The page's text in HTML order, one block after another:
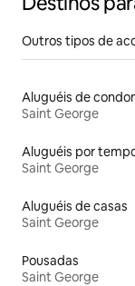
Outros tipos de
Aluguéis de
Saint George
Saint George
Aluguéis de casas
Saint George
Pousadas
Saint George